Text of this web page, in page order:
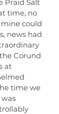
Praid Salt
time, no
could
news had
Corund
at
time we